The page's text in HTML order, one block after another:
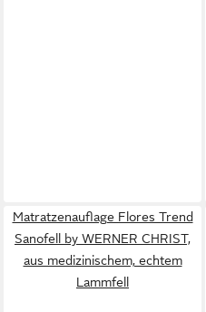
Matratzenauflage Flores Trend
Sanofell by WERNER CHRIST,
aus medizinischem, echtem
Lammfell